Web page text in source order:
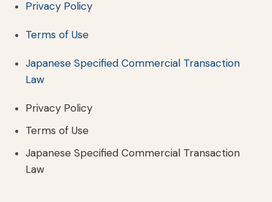
Privacy Policy
Terms of Use
Japanese Specified Commercial Transaction
Law
Privacy Policy
Terms of Use
Japanese Specified Commercial Transaction
Law